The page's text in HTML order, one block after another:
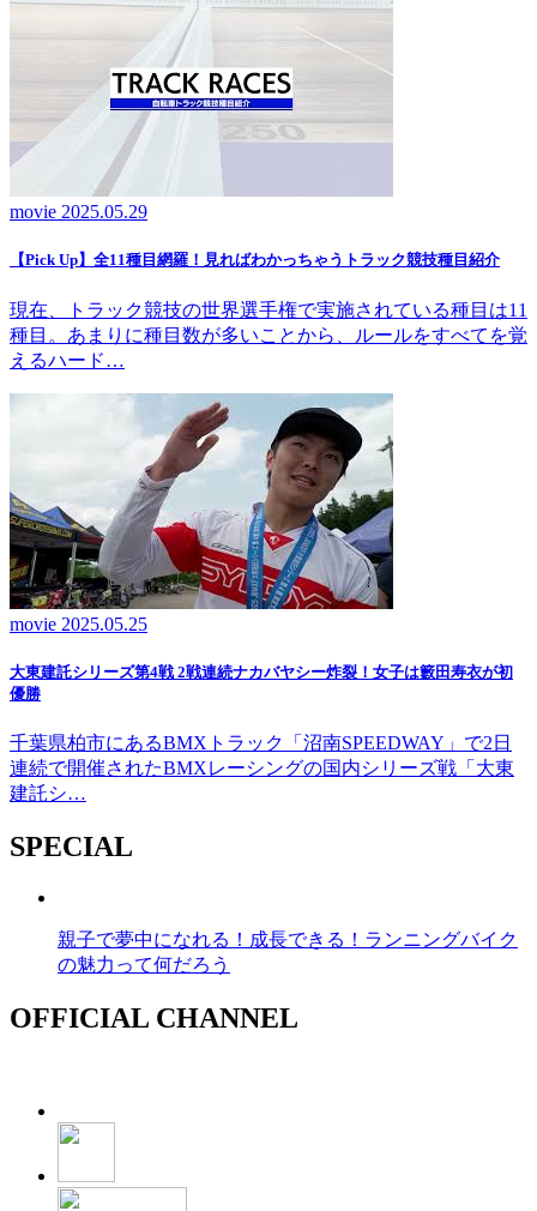
movie 2025.05.29
【Pick Up】全11種目網羅！見ればわかっちゃうトラック競技種目紹介
現在、トラック競技の世界選手権で実施されている種目は11
種目。あまりに種目数が多いことから、ルールをすべてを覚
えるハード…
movie 2025.05.25
大東建託シリーズ第4戦 2戦連続ナカバヤシー炸裂！女子は籔田寿衣が初
優勝
千葉県柏市にあるBMXトラック「沼南SPEEDWAY」で2日
連続で開催されたBMXレーシングの国内シリーズ戦「大東
建託シ…
SPECIAL
親子で夢中になれる！成長できる！ランニングバイク
の魅力って何だろう
OFFICIAL CHANNEL